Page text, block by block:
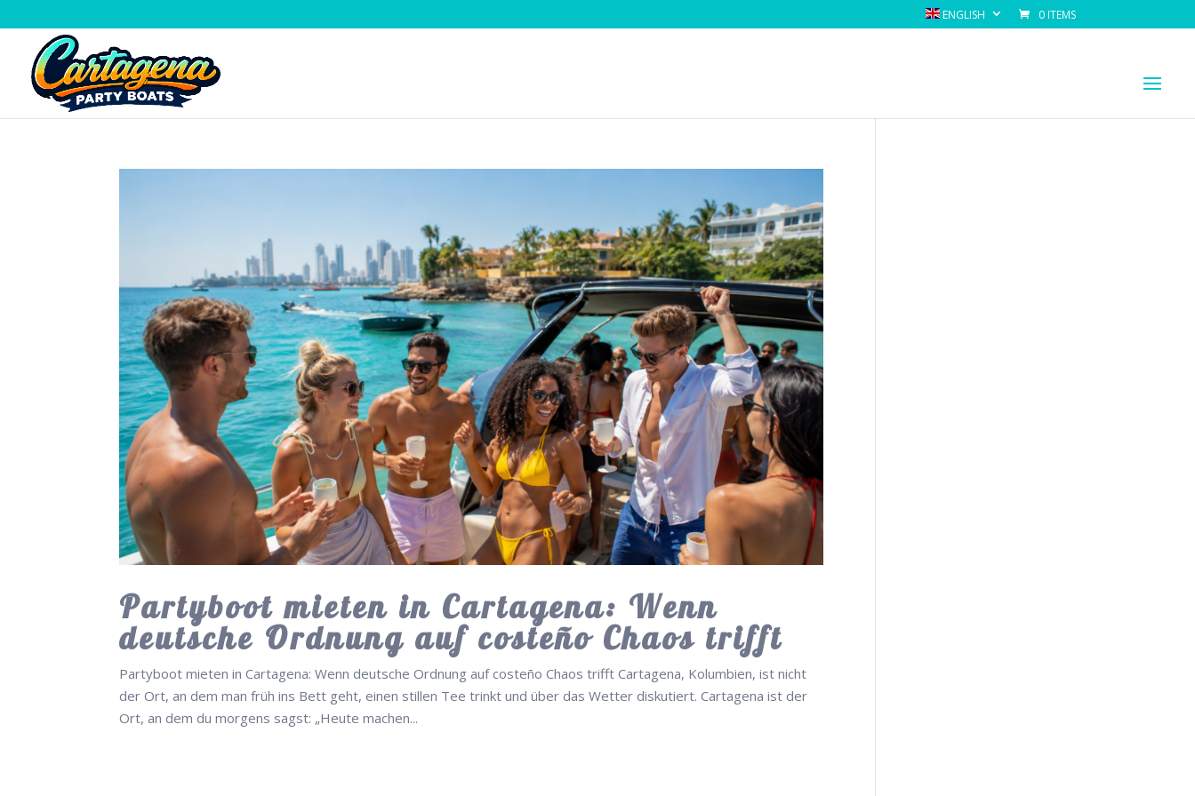
ENGLISH 0 ITEMS
Partyboot mieten in Cartagena: Wenn
deutsche Ordnung auf costeño Chaos trifft
Partyboot mieten in Cartagena: Wenn deutsche Ordnung auf costeño Chaos trifft Cartagena, Kolumbien, ist nicht
der Ort, an dem man früh ins Bett geht, einen stillen Tee trinkt und über das Wetter diskutiert. Cartagena ist der
Ort, an dem du morgens sagst: „Heute machen...